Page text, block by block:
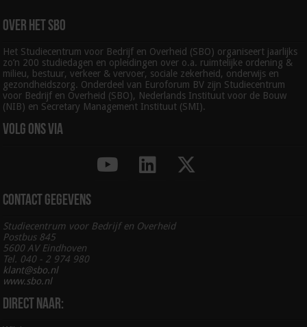
Over het SBO
Het Studiecentrum voor Bedrijf en Overheid (SBO) organiseert jaarlijks
zo’n 200 studiedagen en opleidingen over o.a. ruimtelijke ordening &
milieu, bestuur, verkeer & vervoer, sociale zekerheid, onderwijs en
gezondheidszorg. Onderdeel van Euroforum BV zijn Studiecentrum
voor Bedrijf en Overheid (SBO), Nederlands Instituut voor de Bouw
(NIB) en Secretary Management Instituut (SMI).
Volg ons via
Contact gegevens
Studiecentrum voor Bedrijf en Overheid
Postbus 845
5600 AV Eindhoven
Tel. 040 - 2 974 980
klant@sbo.nl
www.sbo.nl
Direct naar: